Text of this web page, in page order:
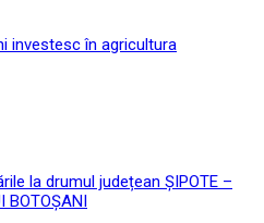
investesc în agricultura
la drumul județean ȘIPOTE –
BOTOȘANI